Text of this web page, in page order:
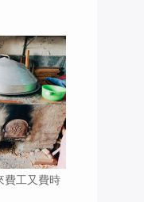
費工又費時